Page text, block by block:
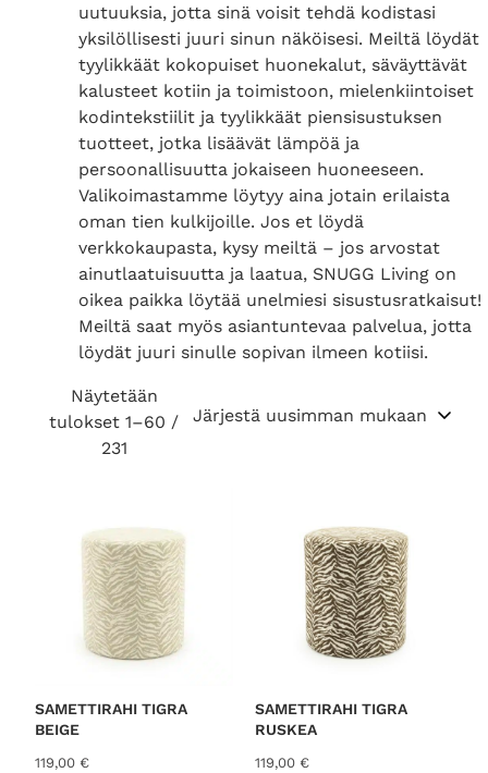
uutuuksia, jotta sinä voisit tehdä kodistasi
yksilöllisesti juuri sinun näköisesi. Meiltä löydät
tyylikkäät kokopuiset huonekalut, säväyttävät
kalusteet kotiin ja toimistoon, mielenkiintoiset
kodintekstiilit ja tyylikkäät piensisustuksen
tuotteet, jotka lisäävät lämpöä ja
persoonallisuutta jokaiseen huoneeseen.
Valikoimastamme löytyy aina jotain erilaista
oman tien kulkijoille. Jos et löydä
verkkokaupasta, kysy meiltä – jos arvostat
ainutlaatuisuutta ja laatua, SNUGG Living on
oikea paikka löytää unelmiesi sisustusratkaisut!
Meiltä saat myös asiantuntevaa palvelua, jotta
löydät juuri sinulle sopivan ilmeen kotiisi.
Näytetään
tulokset 1–60 /
231S
t
e
d
b
y
l
t
SAMETTIRAHI TIGRA
BEIGE
119,00 €
SAMETTIRAHI TIGRA
RUSKEA
119,00 €